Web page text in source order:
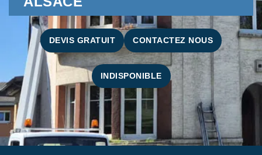
DEVIS GRATUIT CONTACTEZ NOUS
INDISPONIBLE